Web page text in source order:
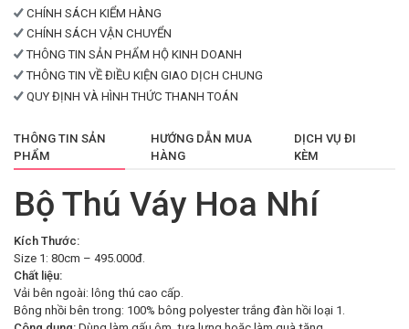
CHÍNH SÁCH KIỂM HÀNG
CHÍNH SÁCH VẬN CHUYỂN
THÔNG TIN SẢN PHẨM HỘ KINH DOANH
THÔNG TIN VỀ ĐIỀU KIỆN GIAO DỊCH CHUNG
QUY ĐỊNH VÀ HÌNH THỨC THANH TOÁN
THÔNG TIN SẢN
PHẨM
HƯỚNG DẪN MUA
HÀNG
DỊCH VỤ ĐI
KÈM
Bộ Thú Váy Hoa Nhí
Kích Thước:
Size 1: 80cm – 495.000đ.
Chất liệu:
Vải bên ngoài: lông thú cao cấp.
Bông nhồi bên trong: 100% bông polyester trắng đàn hồi loại 1.